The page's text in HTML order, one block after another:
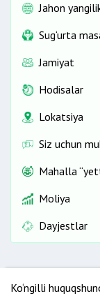
Jahon
Sug‘urta
Jamiyat
Hodisalar
Lokatsiya
Siz uchun
Mahalla
Moliya
Dayjestlar
Ko‘ngilli